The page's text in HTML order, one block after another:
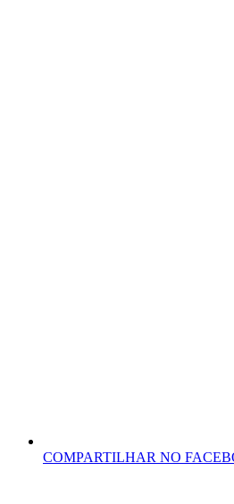
COMPARTILHAR NO